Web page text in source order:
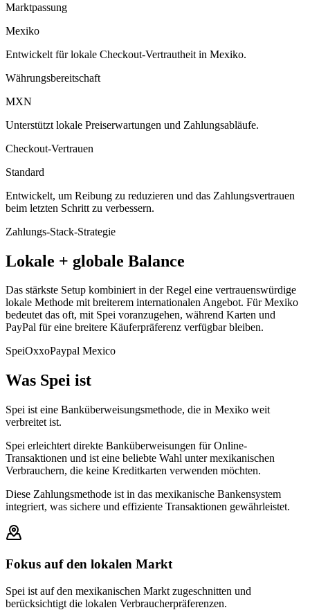
Marktpassung
Mexiko
Entwickelt für lokale Checkout-Vertrautheit in Mexiko.
Währungsbereitschaft
MXN
Unterstützt lokale Preiserwartungen und Zahlungsabläufe.
Checkout-Vertrauen
Standard
Entwickelt, um Reibung zu reduzieren und das Zahlungsvertrauen
beim letzten Schritt zu verbessern.
Zahlungs-Stack-Strategie
Lokale + globale Balance
Das stärkste Setup kombiniert in der Regel eine vertrauenswürdige
lokale Methode mit breiterem internationalen Angebot. Für Mexiko
bedeutet das oft, mit Spei voranzugehen, während Karten und
PayPal für eine breitere Käuferpräferenz verfügbar bleiben.
SpeiOxxoPaypal Mexico
Was Spei ist
Spei ist eine Banküberweisungsmethode, die in Mexiko weit
verbreitet ist.
Spei erleichtert direkte Banküberweisungen für Online-
Transaktionen und ist eine beliebte Wahl unter mexikanischen
Verbrauchern, die keine Kreditkarten verwenden möchten.
Diese Zahlungsmethode ist in das mexikanische Bankensystem
integriert, was sichere und effiziente Transaktionen gewährleistet.
Fokus auf den lokalen Markt
Spei ist auf den mexikanischen Markt zugeschnitten und
berücksichtigt die lokalen Verbraucherpräferenzen.